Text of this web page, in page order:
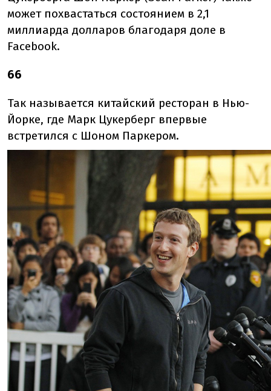
может похвастаться состоянием в 2,1
миллиарда долларов благодаря доле в
Facebook.
66
Так называется китайский ресторан в Нью-
Йорке, где Марк Цукерберг впервые
встретился с Шоном Паркером.